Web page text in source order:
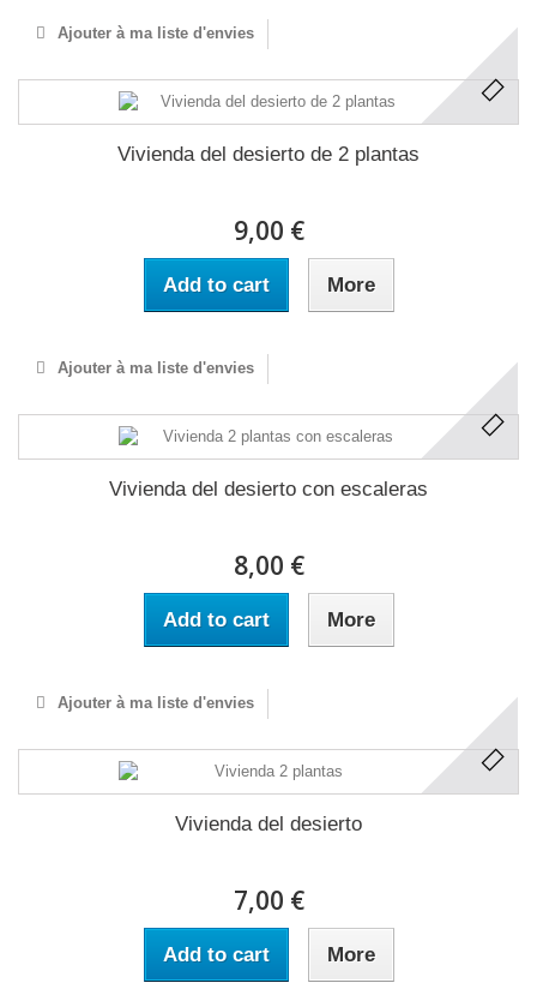
Ajouter à ma liste d'envies
Vivienda del desierto de 2 plantas
9,00 €
Add to cart More
Ajouter à ma liste d'envies
Vivienda del desierto con escaleras
8,00 €
Add to cart More
Ajouter à ma liste d'envies
Vivienda del desierto
7,00 €
Add to cart More